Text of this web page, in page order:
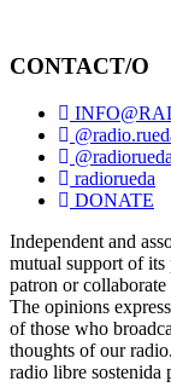
CONTACT/O
@radiorueda
radiorueda
DONATE
Independent and
mutual support of its
patron or
The opinions
of those who
thoughts of our
radio libre sostenida